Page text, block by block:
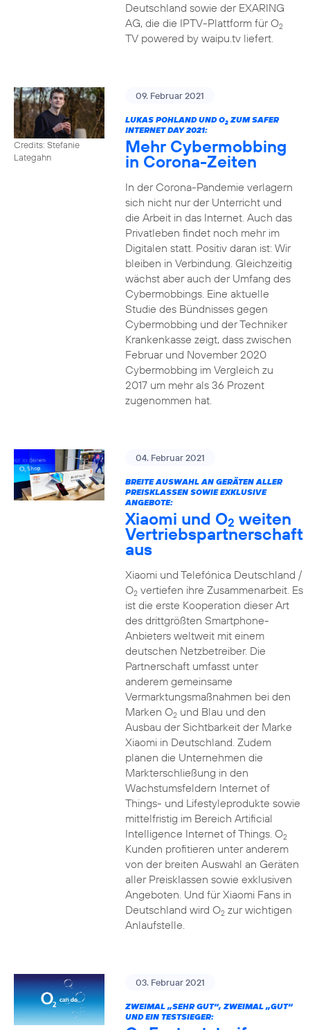
Deutschland sowie der EXARING
AG, die die IPTV-Plattform für O2
TV powered by waipu.tv liefert.
Credits: Stefanie
Lategahn
09. Februar 2021
LUKAS POHLAND UND O2ZUM SAFER
INTERNET DAY 2021:
Mehr Cybermobbing
in Corona-Zeiten
In der Corona-Pandemie verlagern
sich nicht nur der Unterricht und
die Arbeit in das Internet. Auch das
Privatleben findet noch mehr im
Digitalen statt. Positiv daran ist: Wir
bleiben in Verbindung. Gleichzeitig
wächst aber auch der Umfang des
Cybermobbings. Eine aktuelle
Studie des Bündnisses gegen
Cybermobbing und der Techniker
Krankenkasse zeigt, dass zwischen
Februar und November 2020
Cybermobbing im Vergleich zu
2017 um mehr als 36 Prozent
zugenommen hat.
04. Februar 2021
BREITE AUSWAHL AN GERÄTEN ALLER
PREISKLASSEN SOWIE EXKLUSIVE
ANGEBOTE:
Xiaomi und O2 weiten
Vertriebspartnerschaft
aus
Xiaomi und Telefónica Deutschland /
O2vertiefen ihre Zusammenarbeit. Es
ist die erste Kooperation dieser Art
des drittgrößten Smartphone-
Anbieters weltweit mit einem
deutschen Netzbetreiber. Die
Partnerschaft umfasst unter
anderem gemeinsame
Vermarktungsmaßnahmen bei den
Marken O2und Blau und den
Ausbau der Sichtbarkeit der Marke
Xiaomi in Deutschland. Zudem
planen die Unternehmen die
Markterschließung in den
Wachstumsfeldern Internet of
Things- und Lifestyleprodukte sowie
mittelfristig im Bereich Artificial
Intelligence Internet of Things. O2
Kunden profitieren unter anderem
von der breiten Auswahl an Geräten
aller Preisklassen sowie exklusiven
Angeboten. Und für Xiaomi Fans in
Deutschland wird O2zur wichtigen
Anlaufstelle.
03. Februar 2021
ZWEIMAL „SEHR GUT“, ZWEIMAL „GUT“
UND EIN TESTSIEGER: